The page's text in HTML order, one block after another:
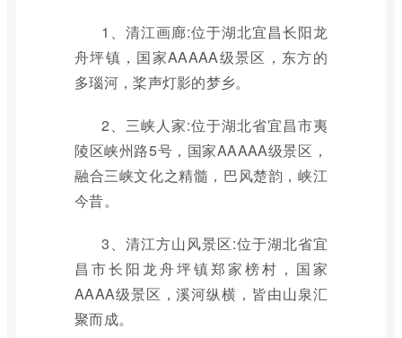
1、清江画廊:位于湖北宜昌长阳龙
舟坪镇，国家AAAAA级景区，东方的
多瑙河，桨声灯影的梦乡。
2、三峡人家:位于湖北省宜昌市夷
陵区峡州路5号，国家AAAAA级景区，
融合三峡文化之精髓，巴风楚韵，峡江
今昔。
3、清江方山风景区:位于湖北省宜
昌市长阳龙舟坪镇郑家榜村，国家
AAAA级景区，溪河纵横，皆由山泉汇
聚而成。